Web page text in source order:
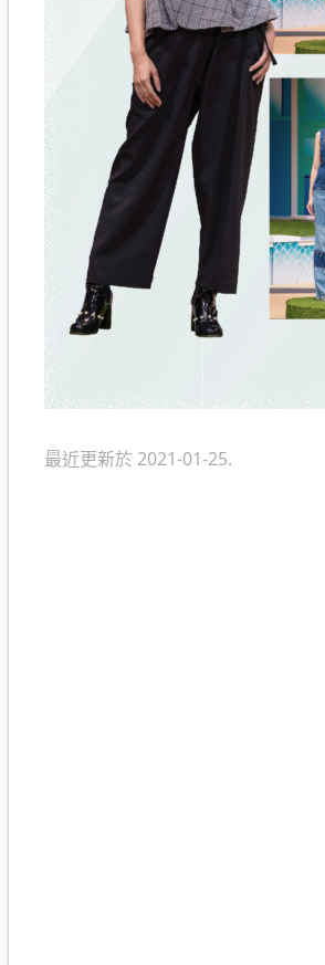
最近更新於 2021-01-25.